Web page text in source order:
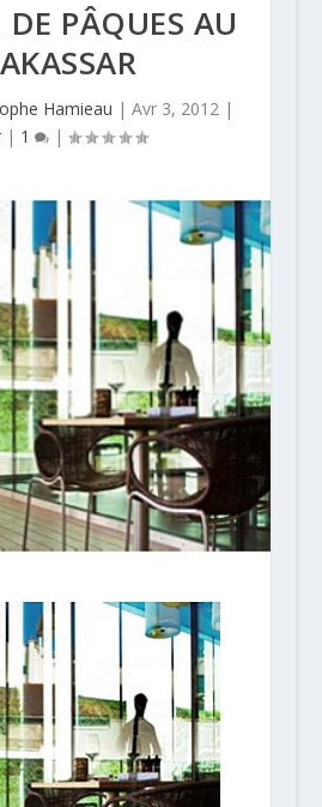
PÂQUES AU
Hamieau | Avr 3, 2012|
| 1 |